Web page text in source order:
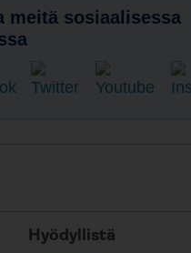
meitä sosiaalisessa
Hyödyllistä